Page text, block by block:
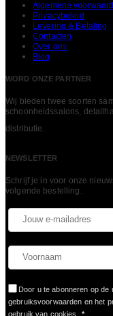
Algemene
Privacybeleid
Levering & Betaling
Contacten
Over ons
Blog
WORD ONZE PARTNER
Wij bieden twee soorten
schoonheidssalons,
distributie.
NEWSLETTER
Schrijf je in voor onze
volgende bestelling.​
Door u te abonneren op
gebruiksvoorwaarden en het
gebruik van cookies.
*